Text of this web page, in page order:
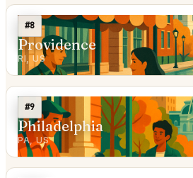
#8
Providence
RI, US
#9
Philadelphia
PA, US